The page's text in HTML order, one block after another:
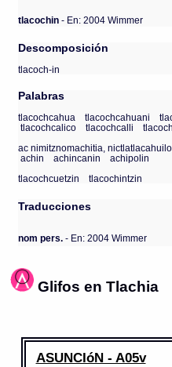
tlacochin- En: 2004 Wimmer
Descomposición
tlacoch-in
Palabras
tlacochcahua tlacochcahuani
tlacochcalico
tlacochcalli
ac nimitznomachitia,
achin
achincanin
achipolin
tlacochcuetzin
tlacochintzin
Traducciones
nom pers. - En: 2004 Wimmer
Glifos en Tlachia
ASUNCIóN - A05v